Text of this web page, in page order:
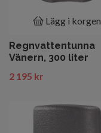
Lägg i korgen
Regnvattentunna
Vänern, 300 liter
2 195 kr